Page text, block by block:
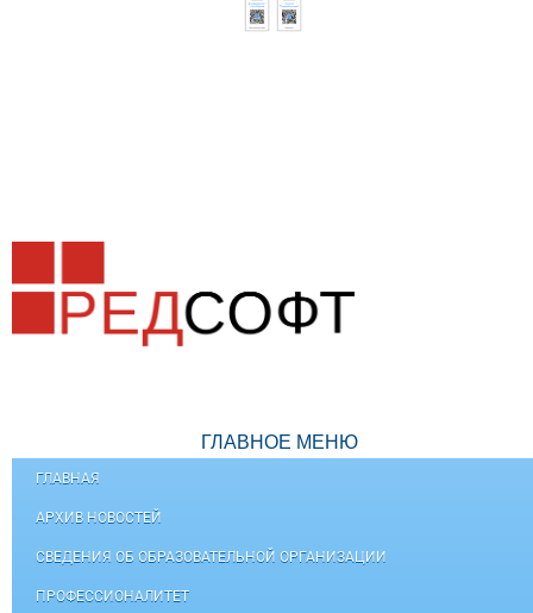
ГЛАВНОЕ МЕНЮ
ГЛАВНАЯ
АРХИВ НОВОСТЕЙ
СВЕДЕНИЯ ОБ ОБРАЗОВАТЕЛЬНОЙ ОРГАНИЗАЦИИ
ПРОФЕССИОНАЛИТЕТ